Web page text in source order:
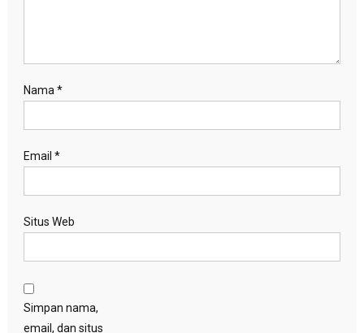
Nama *
Email *
Situs Web
Simpan nama,
email, dan situs